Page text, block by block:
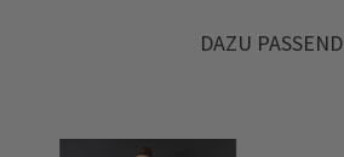
DAZU PASSEND